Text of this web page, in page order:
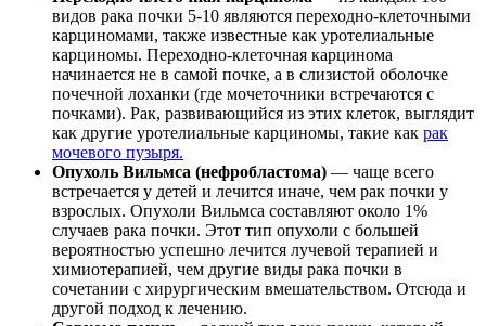
видов рака почки 5-10 являются переходно-клеточными
карциномами, также известные как уротелиальные
карциномы. Переходно-клеточная карцинома
начинается не в самой почке, а в слизистой оболочке
почечной лоханки (где мочеточники встречаются с
почками). Рак, развивающийся из этих клеток, выглядит
как другие уротелиальные карциномы, такие как рак
мочевого пузыря.
Опухоль Вильмса (нефробластома) — чаще всего
встречается у детей и лечится иначе, чем рак почки у
взрослых. Опухоли Вильмса составляют около 1%
случаев рака почки. Этот тип опухоли с большей
вероятностью успешно лечится лучевой терапией и
химиотерапией, чем другие виды рака почки в
сочетании с хирургическим вмешательством. Отсюда и
другой подход к лечению.